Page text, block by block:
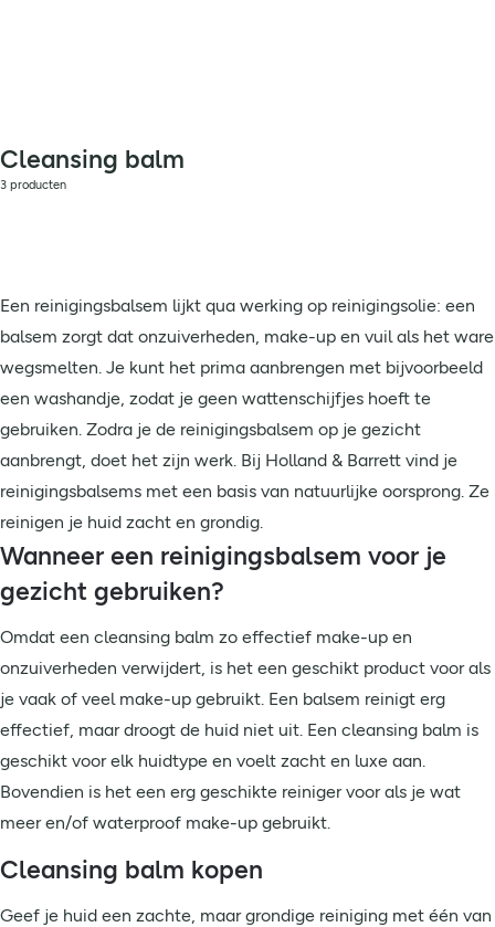
Cleansing balm
3 producten
Een reinigingsbalsem lijkt qua werking op reinigingsolie: een
balsem zorgt dat onzuiverheden, make-up en vuil als het ware
wegsmelten. Je kunt het prima aanbrengen met bijvoorbeeld
een washandje, zodat je geen wattenschijfjes hoeft te
gebruiken. Zodra je de reinigingsbalsem op je gezicht
aanbrengt, doet het zijn werk. Bij Holland & Barrett vind je
reinigingsbalsems met een basis van natuurlijke oorsprong. Ze
reinigen je huid zacht en grondig.
Wanneer een reinigingsbalsem voor je
gezicht gebruiken?
Omdat een cleansing balm zo effectief make-up en
onzuiverheden verwijdert, is het een geschikt product voor als
je vaak of veel make-up gebruikt. Een balsem reinigt erg
effectief, maar droogt de huid niet uit. Een cleansing balm is
geschikt voor elk huidtype en voelt zacht en luxe aan.
Bovendien is het een erg geschikte reiniger voor als je wat
meer en/of waterproof make-up gebruikt.
Cleansing balm kopen
Geef je huid een zachte, maar grondige reiniging met één van